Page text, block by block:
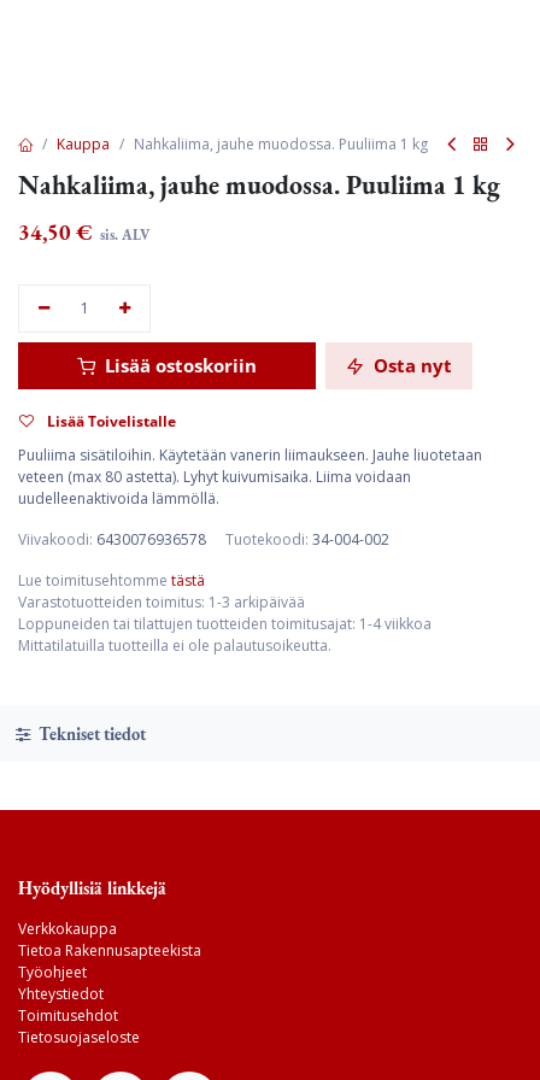
Kauppa Nahkaliima, jauhe muodossa. Puuliima 1 kg
Nahkaliima, jauhe muodossa. Puuliima 1 kg
34,50 € sis. ALV
Lisää ostoskoriin Osta nyt
Lisää Toivelistalle
Puuliima sisätiloihin. Käytetään vanerin liimaukseen. Jauhe liuotetaan
veteen (max 80 astetta). Lyhyt kuivumisaika. Liima voidaan
uudelleenaktivoida lämmöllä.
Viivakoodi: 6430076936578 Tuotekoodi: 34-004-002
Lue toimitusehtomme tästä
Varastotuotteiden toimitus: 1-3 arkipäivää
Loppuneiden tai tilattujen tuotteiden toimitusajat: 1-4 viikkoa
Mittatilatuilla tuotteilla ei ole palautusoikeutta.
Tekniset tiedot
Hyödyllisiä linkkejä
Verkkokauppa
Tietoa Rakennusapteekista
Työohjeet
Yhteystiedot
Toimitusehdot
Tietosuojaseloste